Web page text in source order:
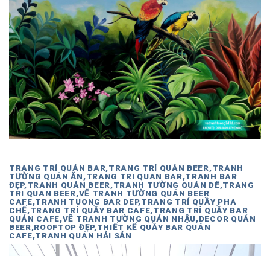
TRANG TRÍ QUÁN BAR,TRANG TRÍ QUÁN BEER,TRANH
TƯỜNG QUÁN ĂN,TRANG TRI QUAN BAR,TRANH BAR
ĐẸP,TRANH QUÁN BEER,TRANH TƯỜNG QUÁN DÊ,TRANG
TRI QUAN BEER,VẼ TRANH TƯỜNG QUÁN BEER
CAFE,TRANH TUONG BAR DEP,TRANG TRÍ QUẦY PHA
CHẾ,TRANG TRÍ QUẦY BAR CAFE,TRANG TRÍ QUẦY BAR
QUÁN CAFE,VẼ TRANH TƯỜNG QUÁN NHẬU,DECOR QUÁN
BEER,ROOFTOP ĐẸP,THIẾT KẾ QUẦY BAR QUÁN
CAFE,TRANH QUÁN HẢI SẢN